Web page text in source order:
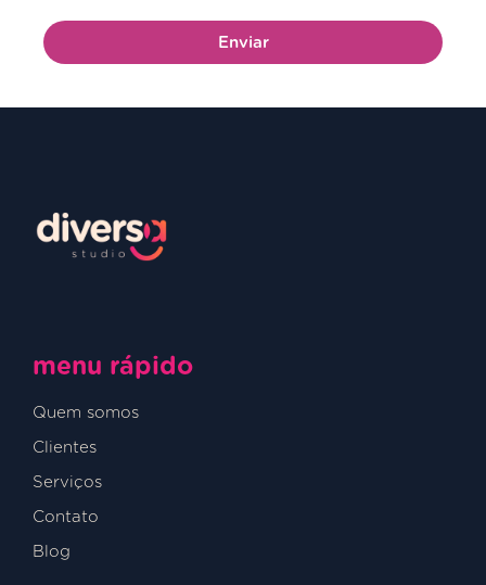
Enviar
menu rápido
Quem somos
Clientes
Serviços
Contato
Blog